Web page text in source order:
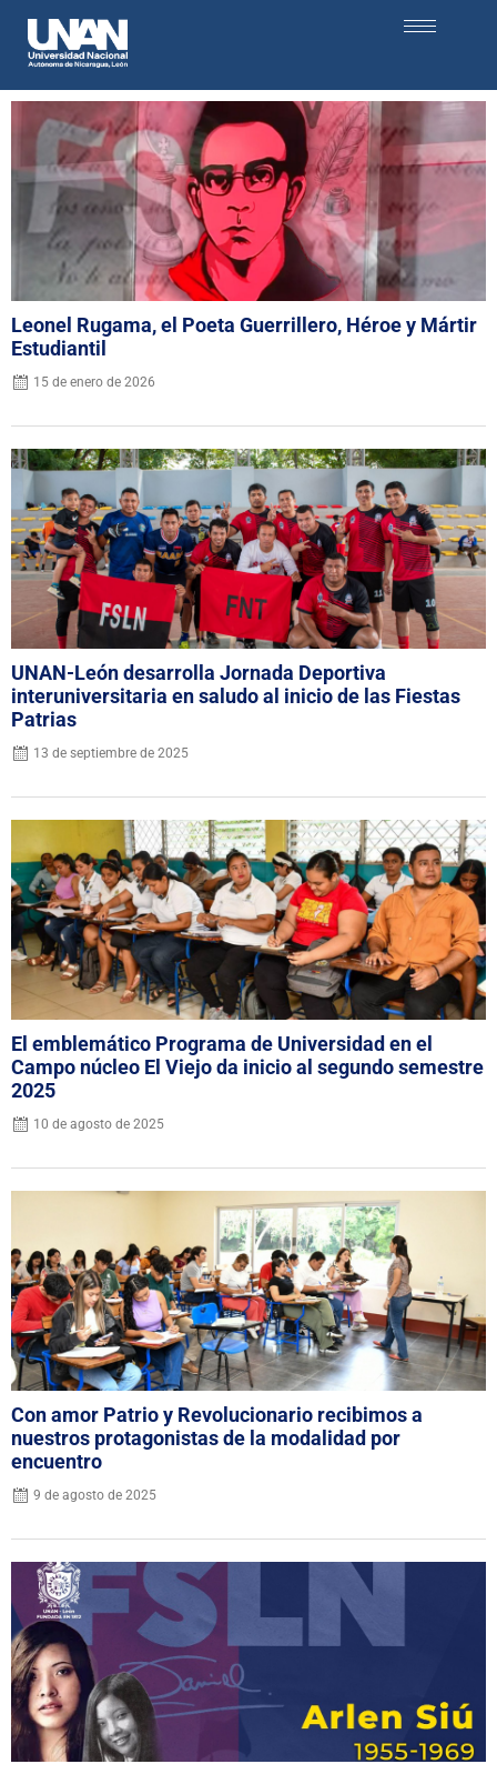
Leonel Rugama, el Poeta Guerrillero, Héroe y Mártir
Estudiantil
15 de enero de 2026
UNAN-León desarrolla Jornada Deportiva
interuniversitaria en saludo al inicio de las Fiestas
Patrias
13 de septiembre de 2025
El emblemático Programa de Universidad en el
Campo núcleo El Viejo da inicio al segundo semestre
2025
10 de agosto de 2025
Con amor Patrio y Revolucionario recibimos a
nuestros protagonistas de la modalidad por
encuentro
9 de agosto de 2025